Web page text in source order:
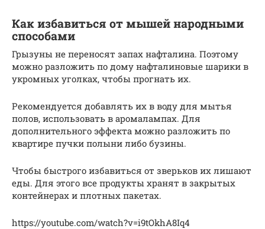
Как избавиться от мышей народными
способами
Грызуны не переносят запах нафталина. Поэтому
можно разложить по дому нафталиновые шарики в
укромных уголках, чтобы прогнать их.
Рекомендуется добавлять их в воду для мытья
полов, использовать в аромалампах. Для
дополнительного эффекта можно разложить по
квартире пучки полыни либо бузины.
Чтобы быстрого избавиться от зверьков их лишают
еды. Для этого все продукты хранят в закрытых
контейнерах и плотных пакетах.
https://youtube.com/watch?v=i9tOkhA8Iq4